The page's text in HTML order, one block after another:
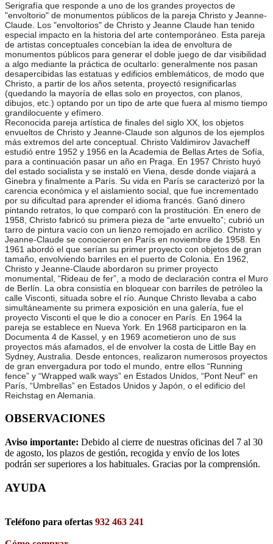
Serigrafía que responde a uno de los grandes proyectos de
"envoltorio" de monumentos públicos de la pareja Christo y Jeanne-
Claude. Los "envoltorios" de Christo y Jeanne Claude han tenido
especial impacto en la historia del arte contemporáneo. Esta pareja
de artistas conceptuales concebían la idea de envoltura de
monumentos públicos para generar el doble juego de dar visibilidad
a algo mediante la práctica de ocultarlo: generalmente nos pasan
desapercibidas las estatuas y edificios emblemáticos, de modo que
Christo, a partir de los años setenta, proyectó resignificarlas
(quedando la mayoría de ellas solo en proyectos, con planos,
dibujos, etc.) optando por un tipo de arte que fuera al mismo tiempo
grandilocuente y efímero.
Reconocida pareja artística de finales del siglo XX, los objetos
envueltos de Christo y Jeanne-Claude son algunos de los ejemplos
más extremos del arte conceptual. Christo Valdimirov Javacheff
estudió entre 1952 y 1956 en la Academia de Bellas Artes de Sofía,
para a continuación pasar un año en Praga. En 1957 Christo huyó
del estado socialista y se instaló en Viena, desde donde viajará a
Ginebra y finalmente a París. Su vida en París se caracterizó por la
carencia económica y el aislamiento social, que fue incrementado
por su dificultad para aprender el idioma francés. Ganó dinero
pintando retratos, lo que comparó con la prostitución. En enero de
1958, Christo fabricó su primera pieza de “arte envuelto”; cubrió un
tarro de pintura vacío con un lienzo remojado en acrílico. Christo y
Jeanne-Claude se conocieron en París en noviembre de 1958. En
1961 abordó el que serían su primer proyecto con objetos de gran
tamaño, envolviendo barriles en el puerto de Colonia. En 1962,
Christo y Jeanne-Claude abordaron su primer proyecto
monumental, “Rideau de fer”, a modo de declaración contra el Muro
de Berlín. La obra consistía en bloquear con barriles de petróleo la
calle Visconti, situada sobre el río. Aunque Christo llevaba a cabo
simultáneamente su primera exposición en una galería, fue el
proyecto Visconti el que le dio a conocer en París. En 1964 la
pareja se establece en Nueva York. En 1968 participaron en la
Documenta 4 de Kassel, y en 1969 acometieron uno de sus
proyectos más afamados, el de envolver la costa de Little Bay en
Sydney, Australia. Desde entonces, realizaron numerosos proyectos
de gran envergadura por todo el mundo, entre ellos “Running
fence” y “Wrapped walk ways” en Estados Unidos, “Pont Neuf” en
París, “Umbrellas” en Estados Unidos y Japón, o el edificio del
Reichstag en Alemania.
OBSERVACIONES
Aviso importante: Debido al cierre de nuestras oficinas del 7 al 30
de agosto, los plazos de gestión, recogida y envío de los lotes
podrán ser superiores a los habituales. Gracias por la comprensión.
AYUDA
Teléfono para ofertas 932 463 241